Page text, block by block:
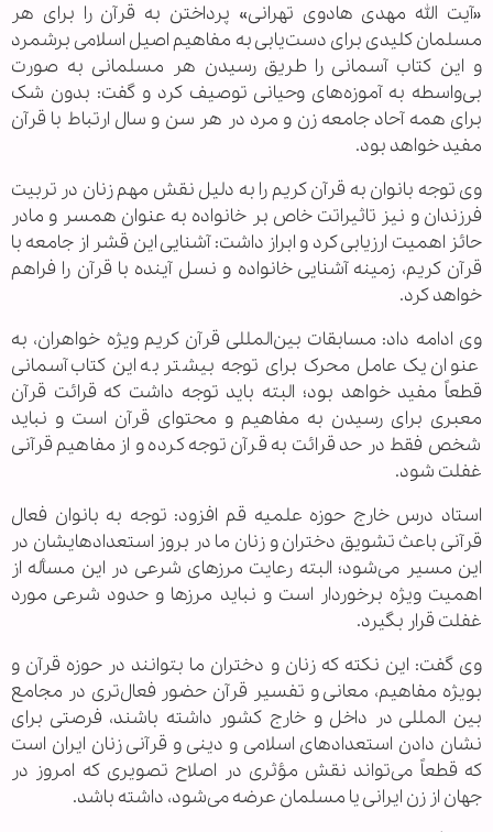
«آیت الله مهدی هادوی تهرانی» پرداختن به قرآن را برای هر
مسلمان کلیدی برای دست‌یابی به مفاهیم اصیل اسلامی برشمرد
و این کتاب آسمانی را طریق رسیدن هر مسلمانی به صورت
بی‌واسطه به آموزه‌های وحیانی توصیف کرد و گفت: بدون شک
برای همه آحاد جامعه زن و مرد در هر سن و سال ارتباط با قرآن
مفید خواهد بود.
وی توجه بانوان به قرآن کریم را به دلیل نقش مهم زنان در تربیت
فرزندان و نیز تاثیراتت خاص بر خانواده به عنوان همسر و مادر
حائز اهمیت ارزیابی کرد و ابراز داشت: آشنایی این قشر از جامعه با
قرآن کریم، زمینه آشنایی خانواده و نسل آینده با قرآن را فراهم
خواهد کرد.
وی ادامه داد: مسابقات بین‌المللی قرآن کریم ویژه خواهران، به
عنوان یک عامل محرک برای توجه بیشتر به این کتاب آسمانی
قطعاً مفید خواهد بود؛ البته باید توجه داشت که قرائت قرآن
معبری برای رسیدن به مفاهیم و محتوای قرآن است و نباید
شخص فقط در حد قرائت به قرآن توجه کرده و از مفاهیم قرآنی
غفلت شود.
استاد درس خارج حوزه علمیه قم افزود: توجه به بانوان فعال
قرآنی باعث تشویق دختران و زنان ما در بروز استعدادهایشان در
این مسیر می‌شود؛ البته رعایت مرزهای شرعی در این مسأله از
اهمیت ویژه برخوردار است و نباید مرزها و حدود شرعی مورد
غفلت قرار بگیرد.
وی گفت: این نکته که زنان و دختران ما بتوانند در حوزه قرآن و
بویژه مفاهیم، معانی و تفسیر قرآن حضور فعال‌تری در مجامع
بین المللی در داخل و خارج کشور داشته باشند، فرصتی برای
نشان دادن استعدادهای اسلامی و دینی و قرآنی زنان ایران است
که قطعاً می‌تواند نقش مؤثری در اصلاح تصویری که امروز در
جهان از زن ایرانی یا مسلمان عرضه می‌شود، داشته باشد.